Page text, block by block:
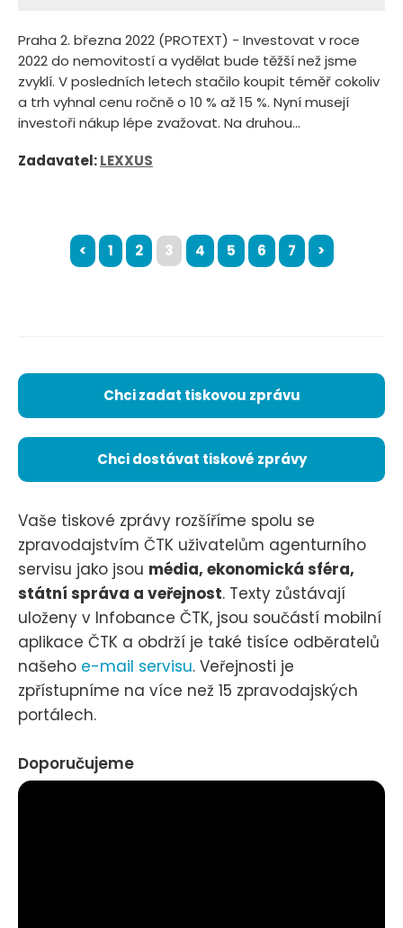
Praha 2. března 2022 (PROTEXT) - Investovat v roce
2022 do nemovitostí a vydělat bude těžší než jsme
zvyklí. V posledních letech stačilo koupit téměř cokoliv
a trh vyhnal cenu ročně o 10 % až 15 %. Nyní musejí
investoři nákup lépe zvažovat. Na druhou...
Zadavatel:LEXXUS
< 1 2 3 4 5 6 7 >
Chci zadat tiskovou zprávu
Chci dostávat tiskové zprávy
Vaše tiskové zprávy rozšíříme spolu se
zpravodajstvím ČTK uživatelům agenturního
servisu jako jsou média, ekonomická sféra,
státní správa a veřejnost. Texty zůstávají
uloženy v Infobance ČTK, jsou součástí mobilní
aplikace ČTK a obdrží je také tisíce odběratelů
našeho e-mail servisu. Veřejnosti je
zpřístupníme na více než 15 zpravodajských
portálech.
Doporučujeme